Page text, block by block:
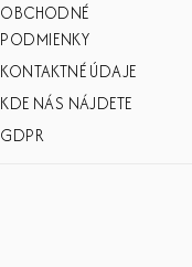
OBCHODNÉ
PODMIENKY
KONTAKTNÉ ÚDAJE
KDE NÁS NÁJDETE
GDPR